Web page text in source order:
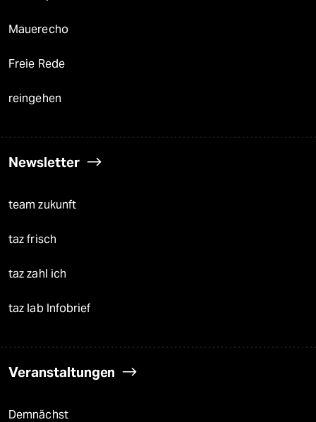
Mauerecho
Freie Rede
reingehen
Newsletter
team zukunft
taz frisch
taz zahl ich
taz lab Infobrief
Veranstaltungen
Demnächst